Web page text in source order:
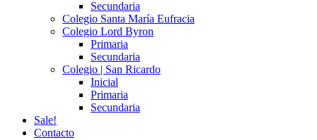
Secundaria
Colegio Santa María Eufracia
Colegio Lord Byron
Primaria
Secundaria
Colegio | San Ricardo
Inicial
Primaria
Secundaria
Sale!
Contacto